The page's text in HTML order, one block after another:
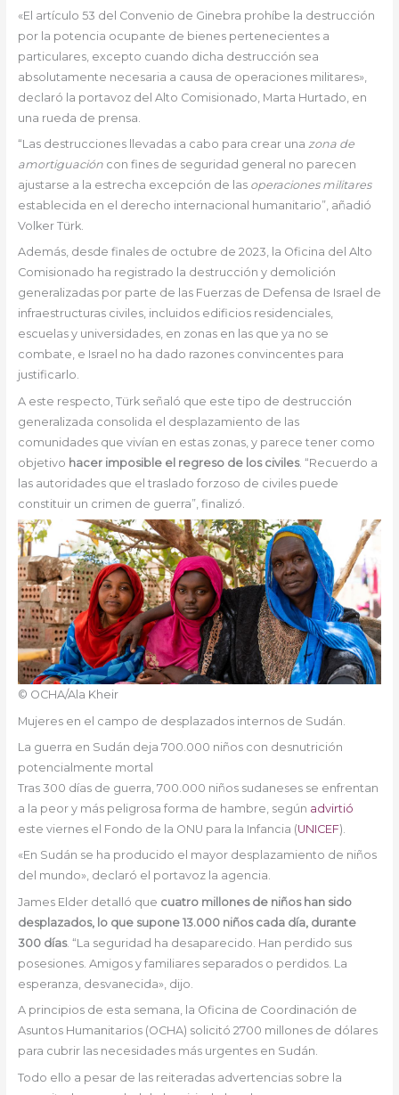
«El artículo 53 del Convenio de Ginebra prohíbe la destrucción
por la potencia ocupante de bienes pertenecientes a
particulares, excepto cuando dicha destrucción sea
absolutamente necesaria a causa de operaciones militares»,
declaró la portavoz del Alto Comisionado, Marta Hurtado, en
una rueda de prensa.
“Las destrucciones llevadas a cabo para crear una zona de
amortiguacióncon fines de seguridad general no parecen
ajustarse a la estrecha excepción de las operaciones militares
establecida en el derecho internacional humanitario”, añadió
Volker Türk.
Además, desde finales de octubre de 2023, la Oficina del Alto
Comisionado ha registrado la destrucción y demolición
generalizadas por parte de las Fuerzas de Defensa de Israel de
infraestructuras civiles, incluidos edificios residenciales,
escuelas y universidades, en zonas en las que ya no se
combate, e Israel no ha dado razones convincentes para
justificarlo.
A este respecto, Türk señaló que este tipo de destrucción
generalizada consolida el desplazamiento de las
comunidades que vivían en estas zonas, y parece tener como
objetivo hacer imposible el regreso de los civiles. “Recuerdo a
las autoridades que el traslado forzoso de civiles puede
constituir un crimen de guerra”, finalizó.
© OCHA/Ala Kheir
Mujeres en el campo de desplazados internos de Sudán.
La guerra en Sudán deja 700.000 niños con desnutrición
potencialmente mortal
Tras 300 días de guerra, 700.000 niños sudaneses se enfrentan
a la peor y más peligrosa forma de hambre, según advirtió
este viernes el Fondo de la ONU para la Infancia (UNICEF).
«En Sudán se ha producido el mayor desplazamiento de niños
del mundo», declaró el portavoz la agencia.
James Elder detalló que cuatro millones de niños han sido
desplazados, lo que supone 13.000 niños cada día, durante
300 días. “La seguridad ha desaparecido. Han perdido sus
posesiones. Amigos y familiares separados o perdidos. La
esperanza, desvanecida», dijo.
A principios de esta semana, la Oficina de Coordinación de
Asuntos Humanitarios (OCHA) solicitó 2700 millones de dólares
para cubrir las necesidades más urgentes en Sudán.
Todo ello a pesar de las reiteradas advertencias sobre la